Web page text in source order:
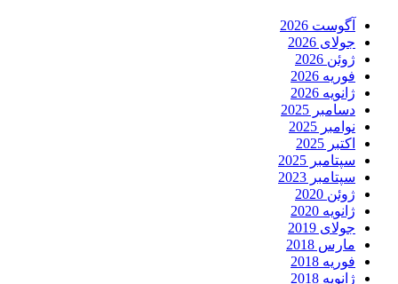
آگوست 2026
جولای 2026
ژوئن 2026
فوریه 2026
ژانویه 2026
دسامبر 2025
نوامبر 2025
اکتبر 2025
سپتامبر 2025
سپتامبر 2023
ژوئن 2020
ژانویه 2020
جولای 2019
مارس 2018
فوریه 2018
ژانویه 2018